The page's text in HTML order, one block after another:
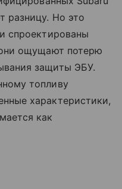
разницу. Но это
спроектированы
ощущают потерю
защиты ЭБУ.
топливу
характеристики,
как